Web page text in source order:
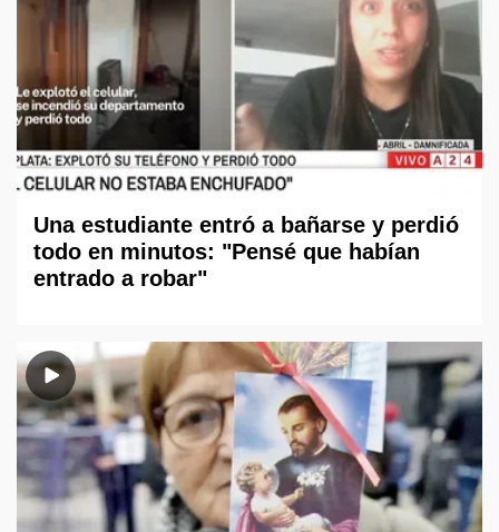
Una estudiante entró a bañarse y perdió
todo en minutos: "Pensé que habían
entrado a robar"